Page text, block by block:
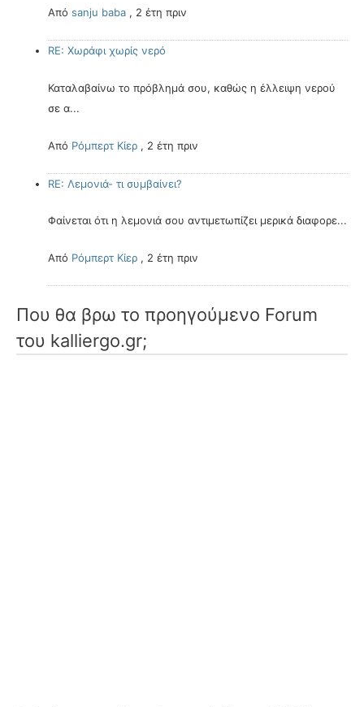
Από sanju baba , 2 έτη πριν
RE: Χωράφι χωρίς νερό
Καταλαβαίνω το πρόβλημά σου, καθώς η έλλειψη νερού
σε α...
Από Ρόμπερτ Κίερ , 2 έτη πριν
RE: Λεμονιά- τι συμβαίνει?
Φαίνεται ότι η λεμονιά σου αντιμετωπίζει μερικά διαφορε...
Από Ρόμπερτ Κίερ , 2 έτη πριν
Που θα βρω το προηγούμενο Forum
του kalliergo.gr;